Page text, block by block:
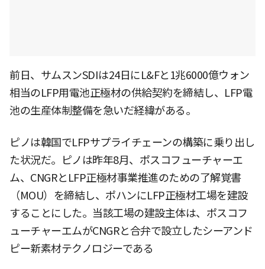
前日、サムスンSDIは24日にL&Fと1兆6000億ウォン
相当のLFP用電池正極材の供給契約を締結し、LFP電
池の生産体制整備を急いだ経緯がある。
ピノは韓国でLFPサプライチェーンの構築に乗り出し
た状況だ。ピノは昨年8月、ポスコフューチャーエ
ム、CNGRとLFP正極材事業推進のための了解覚書
（MOU）を締結し、ポハンにLFP正極材工場を建設
することにした。当該工場の建設主体は、ポスコフ
ューチャーエムがCNGRと合弁で設立したシーアンド
ピー新素材テクノロジーである